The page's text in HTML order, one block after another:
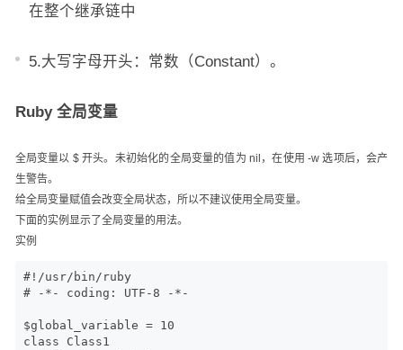
在整个继承链中
5.大写字母开头：常数（Constant）。
Ruby 全局变量
全局变量以 $ 开头。未初始化的全局变量的值为 nil，在使用 -w 选项后，会产
生警告。
给全局变量赋值会改变全局状态，所以不建议使用全局变量。
下面的实例显示了全局变量的用法。
实例
#!/usr/bin/ruby
# -*- coding: UTF-8 -*-
$global_variable = 10
class Class1